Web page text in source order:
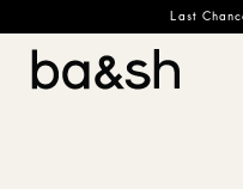
Last
ba&sh